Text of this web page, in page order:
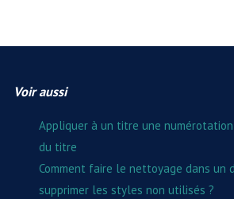
Voir aussi
Appliquer à un titre une
du titre
Comment faire le nettoyage dans un
supprimer les styles non utilisés ?